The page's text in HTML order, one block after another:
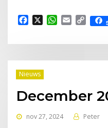
FacebookWhatsApp
EmailCopy
Nieuws
December
nov 27, 2024 Peter